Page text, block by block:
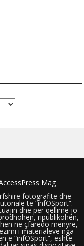
Mag
fotografitë dhe
të “infOSport”.
dhe për qëllime jo-
ripublikohen,
në çfarëdo mënyre,
i materialeve nga
e “infOSport”, është